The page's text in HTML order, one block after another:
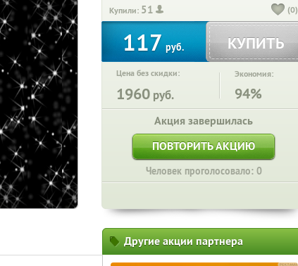
Купили: 51 (0)
117 руб. КУПИТЬ
Цена без скидки:
1960 руб.
Экономия:
94%
Акция завершилась
ПОВТОРИТЬ АКЦИЮ
Человек проголосовало: 0
Другие акции партнера